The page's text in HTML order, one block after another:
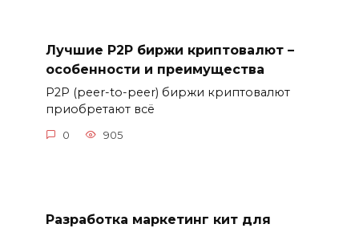
Лучшие P2P биржи криптовалют –
особенности и преимущества
P2P (peer-to-peer) биржи криптовалют
приобретают всё
0 905
Разработка маркетинг кит для